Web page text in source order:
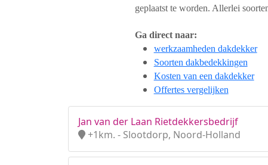
geplaatst te worden. Allerlei
Ga direct naar:
werkzaamheden dakdekker
Soorten dakbedekkingen
Kosten van een dakdekker
Offertes vergelijken
Jan van der Laan Rietdekkersbedrijf
+1km. - Slootdorp, Noord-Holland